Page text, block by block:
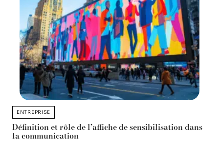
ENTREPRISE
Définition et rôle de l’affiche de sensibilisation dans
la communication